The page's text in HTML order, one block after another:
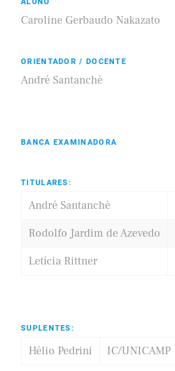
Caroline Gerbaudo Nakazato
ORIENTADOR / DOCENTE
André Santanchè
BANCA EXAMINADORA
TITULARES:
André Santanchè
Rodolfo Jardim de Azevedo
Letícia Rittner
SUPLENTES:
Hélio Pedrini IC/UNICAMP